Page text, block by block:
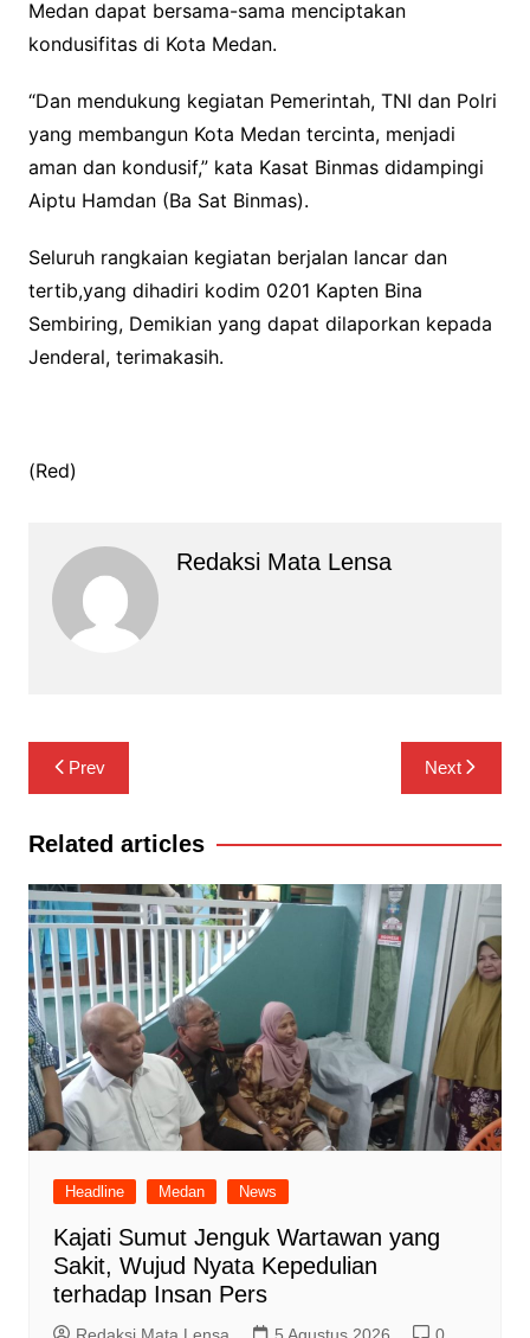
Medan dapat bersama-sama menciptakan
kondusifitas di Kota Medan.
“Dan mendukung kegiatan Pemerintah, TNI dan Polri
yang membangun Kota Medan tercinta, menjadi
aman dan kondusif,” kata Kasat Binmas didampingi
Aiptu Hamdan (Ba Sat Binmas).
Seluruh rangkaian kegiatan berjalan lancar dan
tertib,yang dihadiri kodim 0201 Kapten Bina
Sembiring, Demikian yang dapat dilaporkan kepada
Jenderal, terimakasih.
(Red)
Redaksi Mata Lensa
Navigasi
pos
Prev Next
Related articles
Headline Medan News
Kajati Sumut Jenguk Wartawan yang
Sakit, Wujud Nyata Kepedulian
terhadap Insan Pers